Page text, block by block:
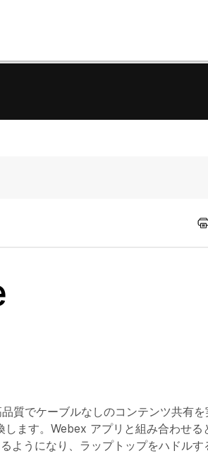
質でケーブルなしのコンテンツ共有
ます。Webex アプリと組み合わせ
ようになり、ラップトップをハドル